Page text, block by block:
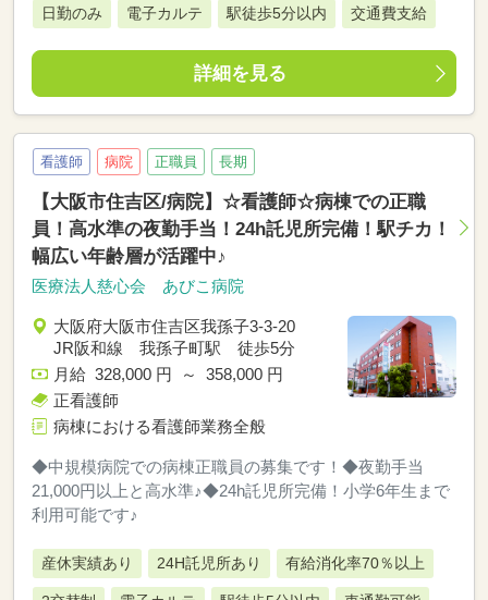
日勤のみ 電子カルテ 駅徒歩5分以内 交通費支給
詳細を見る
看護師 病院 正職員 長期
【大阪市住吉区/病院】☆看護師☆病棟での正職
員！高水準の夜勤手当！24h託児所完備！駅チカ！
幅広い年齢層が活躍中♪
医療法人慈心会 あびこ病院
大阪府大阪市住吉区我孫子3-3-20
JR阪和線 我孫子町駅 徒歩5分
月給 328,000 円 ～ 358,000 円
正看護師
病棟における看護師業務全般
◆中規模病院での病棟正職員の募集です！◆夜勤手当
21,000円以上と高水準♪◆24h託児所完備！小学6年生まで
利用可能です♪
産休実績あり 24H託児所あり 有給消化率70％以上